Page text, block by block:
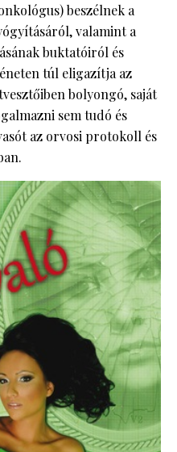
beszélnek a
valamint a
buktatóiról és
túl eligazítja az
bolyongó, saját
sem tudó és
az orvosi protokoll és